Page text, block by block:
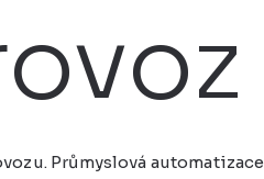
Průmyslová automatizace